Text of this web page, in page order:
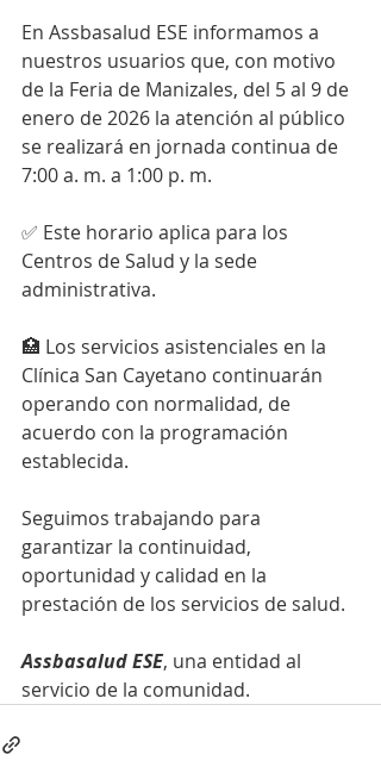
En Assbasalud ESE informamos a
nuestros usuarios que, con motivo
de la Feria de Manizales, del 5 al 9 de
enero de 2026 la atención al público
se realizará en jornada continua de
7:00 a. m. a 1:00 p. m.
✅ Este horario aplica para los
Centros de Salud y la sede
administrativa.
🏥 Los servicios asistenciales en la
Clínica San Cayetano continuarán
operando con normalidad, de
acuerdo con la programación
establecida.
Seguimos trabajando para
garantizar la continuidad,
oportunidad y calidad en la
prestación de los servicios de salud.
Assbasalud ESE, una entidad al
servicio de la comunidad.